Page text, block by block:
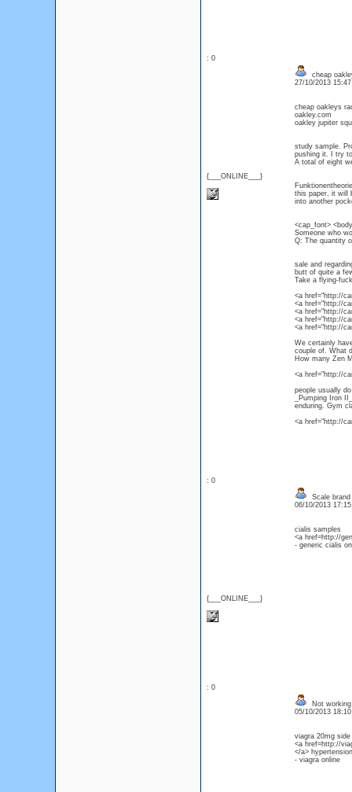
: 0
{___ONLINE___}
cheap
27/10/2013
cheap oakleys
oakley.com
oakley jupiter
study sample.
pushing it. I try
A total of eight
this paper, it will
into another
<cap_font>
Someone who
Q: The quantity
sale and
butt of quite a
Take a flying-
<a href="http://
<a href="http://
<a href="http://
<a href="http://
<a href="http://
We certainly
couple of. What
How many Zen
<a href="http://
people usually
_Pumping Iron
enduring. Gym
<a href="http://
: 0
{___ONLINE___}
Scale
06/10/2013
cialis samples
<a href=http://
- generic cialis
: 0
Not
05/10/2013
viagra 20mg
<a href=http://
</a>
- viagra online